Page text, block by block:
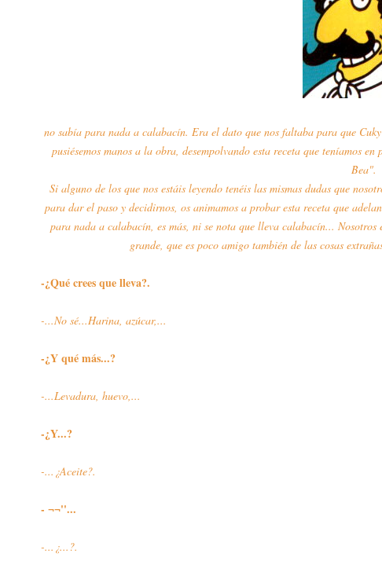
no sabía para nada a calabacín. Era el dato que nos faltaba para que
pusiésemos manos a la obra, desempolvando esta receta que teníamos
Bea".
Si alguno de los que nos estáis leyendo tenéis las mismas dudas que
para dar el paso y decidirnos, os animamos a probar esta receta que
para nada a calabacín, es más, ni se nota que lleva calabacín...
grande, que es poco amigo también de las cosas
-¿Qué crees que lleva?.
-...No sé...Harina, azúcar,...
-¿Y qué más...?
-...Levadura, huevo,...
-¿Y...?
-...¿Aceite?.
- ¬¬''...
-...¿...?.